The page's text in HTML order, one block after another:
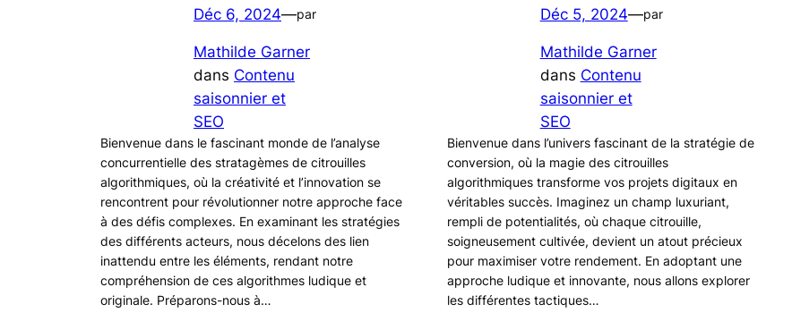
Déc 6, 2024—par
Mathilde Garner
dans Contenu
saisonnier et
SEO
Bienvenue dans le fascinant monde de l’analyse
concurrentielle des stratagèmes de citrouilles
algorithmiques, où la créativité et l’innovation se
rencontrent pour révolutionner notre approche face
à des défis complexes. En examinant les stratégies
des différents acteurs, nous décelons des lien
inattendu entre les éléments, rendant notre
compréhension de ces algorithmes ludique et
originale. Préparons-nous à…
Déc 5, 2024—par
Mathilde Garner
dans Contenu
saisonnier et
SEO
Bienvenue dans l’univers fascinant de la stratégie de
conversion, où la magie des citrouilles
algorithmiques transforme vos projets digitaux en
véritables succès. Imaginez un champ luxuriant,
rempli de potentialités, où chaque citrouille,
soigneusement cultivée, devient un atout précieux
pour maximiser votre rendement. En adoptant une
approche ludique et innovante, nous allons explorer
les différentes tactiques…